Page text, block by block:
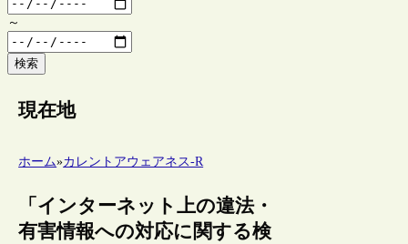
～
検索
現在地
ホーム»カレントアウェアネス-R
「インターネット上の違法・
有害情報への対応に関する検